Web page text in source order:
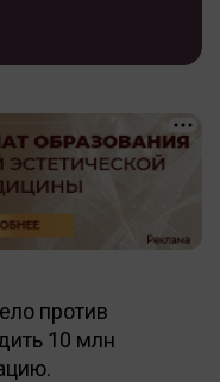
против
10 млн